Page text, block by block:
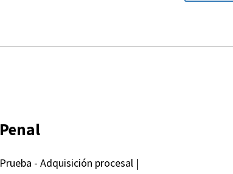
Penal
Prueba - Adquisición procesal |